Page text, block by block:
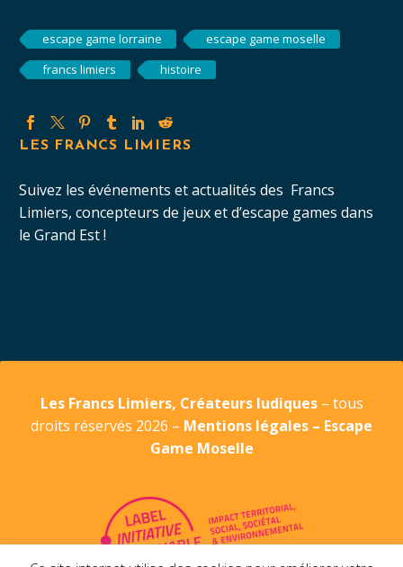
escape game lorraine
escape game moselle
francs limiers
histoire
LES FRANCS LIMIERS
Suivez les événements et actualités des Francs
Limiers, concepteurs de jeux et d’escape games dans
le Grand Est !
Les Francs Limiers, Créateurs ludiques – tous
droits réservés 2026 – Mentions légales – Escape
Game Moselle